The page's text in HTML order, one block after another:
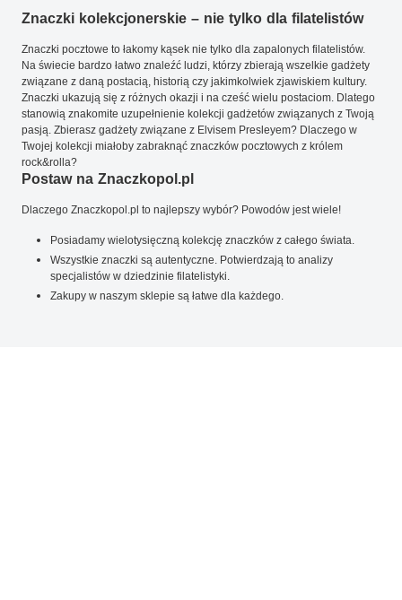
Znaczki kolekcjonerskie – nie tylko dla filatelistów
Znaczki pocztowe to łakomy kąsek nie tylko dla zapalonych filatelistów.
Na świecie bardzo łatwo znaleźć ludzi, którzy zbierają wszelkie gadżety
związane z daną postacią, historią czy jakimkolwiek zjawiskiem kultury.
Znaczki ukazują się z różnych okazji i na cześć wielu postaciom. Dlatego
stanowią znakomite uzupełnienie kolekcji gadżetów związanych z Twoją
pasją. Zbierasz gadżety związane z Elvisem Presleyem? Dlaczego w
Twojej kolekcji miałoby zabraknąć znaczków pocztowych z królem
rock&rolla?
Postaw na Znaczkopol.pl
Dlaczego Znaczkopol.pl to najlepszy wybór? Powodów jest wiele!
Posiadamy wielotysięczną kolekcję znaczków z całego świata.
Wszystkie znaczki są autentyczne. Potwierdzają to analizy
specjalistów w dziedzinie filatelistyki.
Zakupy w naszym sklepie są łatwe dla każdego.